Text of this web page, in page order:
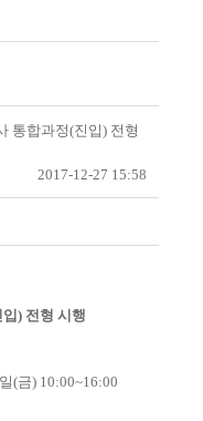
통합과정(진입) 전형
2017-12-27 15:58
) 전형 시행
(금) 10:00~16:00